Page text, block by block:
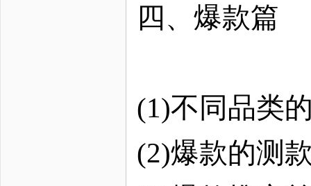
四、爆款篇
(1)不同品类
(2)爆款的测